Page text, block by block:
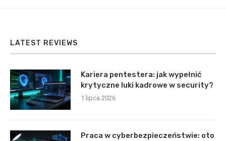
LATEST REVIEWS
Kariera pentestera: jak wypełnić
krytyczne luki kadrowe w security?
1 lipca 2026
Praca w cyberbezpieczeństwie: oto